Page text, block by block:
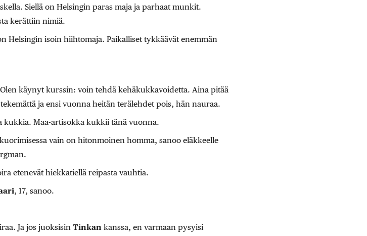
Siellä on Helsingin paras maja ja parhaat munkit.
kerättiin nimiä.
Helsingin isoin hiihtomaja. Paikalliset tykkäävät enemmän
käynyt kurssin: voin tehdä kehäkukkavoidetta. Aina pitää
ja ensi vuonna heitän terälehdet pois, hän nauraa.
kukkia. Maa-artisokka kukkii tänä vuonna.
vain on hitonmoinen homma, sanoo eläkkeelle
etenevät hiekkatiellä reipasta vauhtia.
, 17, sanoo.
Ja jos juoksisin Tinkankanssa, en varmaan pysyisi